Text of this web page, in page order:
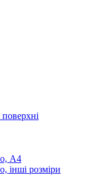
А4
інші розміри